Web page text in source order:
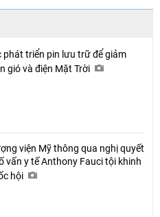
phát triển pin lưu trữ để giảm
gió và điện Mặt Trời
viện Mỹ thông qua nghị quyết
vấn y tế Anthony Fauci tội khinh
hội